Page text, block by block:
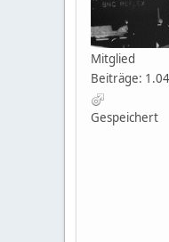
Mitglied
Beiträge:
Gespeichert